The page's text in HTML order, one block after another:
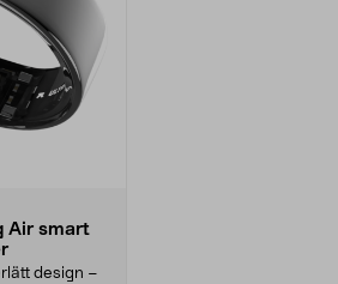
Air smart
design –